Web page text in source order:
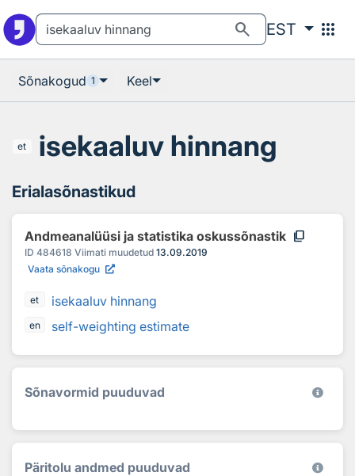
search EST apps
Sõnakogud 1 Keel
et isekaaluv hinnang
Erialasõnastikud
Andmeanalüüsi ja statistika oskussõnastik content_copy
ID 484618 Viimati muudetud 13.09.2019
Vaata sõnakogu
et isekaaluv hinnang
en self-weighting estimate
Sõnavormid puuduvad
Päritolu andmed puuduvad